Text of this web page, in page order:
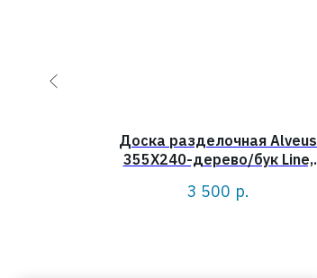
Доска разделочная Alveus
355X240-дерево/бук Line,
3 500 р.